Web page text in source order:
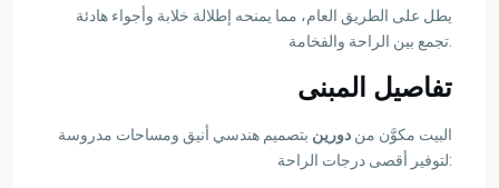
يطل على الطريق العام، مما يمنحه إطلالة خلابة وأجواء هادئة
تفاصيل المبنى
البيت مكوَّن من دورين بتصميم هندسي أنيق ومساحات مدروسة
لتوفير أقصى درجات الراحة: